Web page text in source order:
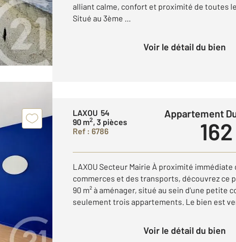
alliant calme, confort et proximité de toutes
Situé au 3ème ...
Voir le détail du bien
LAXOU 54
90 m2, 3 pièces
Ref : 6786
Appartement
LAXOU Secteur Mairie À proximité immédiate
commerces et des transports, découvrez ce
90 m² à aménager, situé au sein d'une petite
seulement trois appartements. Le bien est
Voir le détail du bien